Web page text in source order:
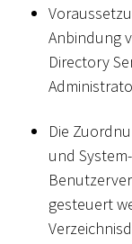
Anbindung
Directory
Die
und
gesteuert